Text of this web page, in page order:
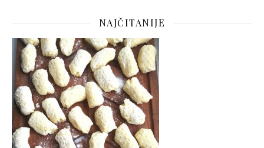
NAJČITANIJE